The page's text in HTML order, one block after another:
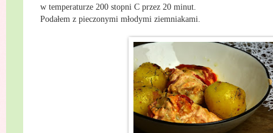
w temperaturze 200 stopni C przez 20 minut.
Podałem z pieczonymi młodymi ziemniakami.